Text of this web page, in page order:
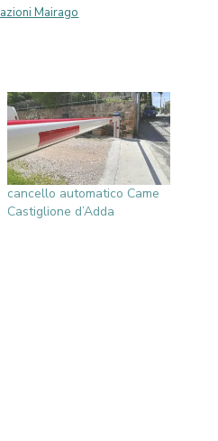
Mairago
cancello automatico Came
Castiglione d’Adda